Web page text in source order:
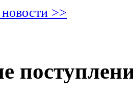
>>